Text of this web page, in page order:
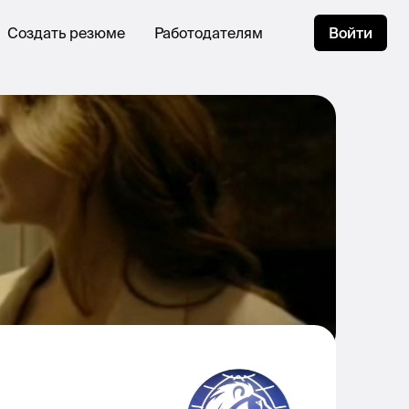
Создать резюме Работодателям Войти